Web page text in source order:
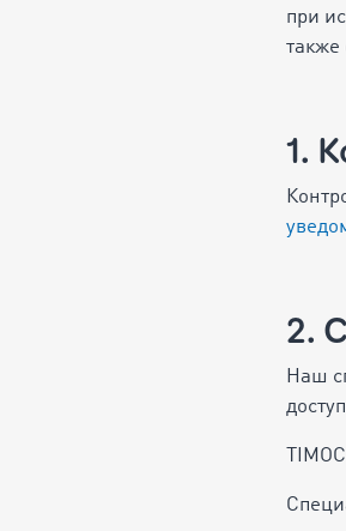
при
также
1.
2.
Наш